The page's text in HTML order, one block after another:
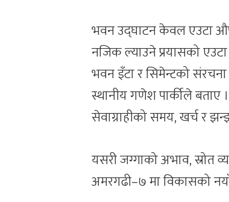
भवन उद्घाटन केवल एउटा
नजिक ल्याउने प्रयासको
भवन इँटा र सिमेन्टको संरचना
स्थानीय गणेश पार्कीले बताए
सेवाग्राहीको समय, खर्च र
यसरी जग्गाको अभाव, स्रोत
अमरगढी–७ मा विकासको